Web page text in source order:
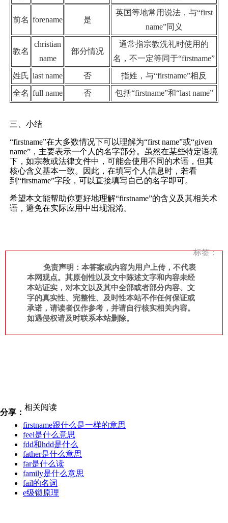
前名 forename 是
英国等地常用说法，与“first
name”同义
教名
christian
name
部分情况
通常指宗教洗礼时使用的
名，不一定等同于“firstname”
姓氏 last name 否
指姓，与“firstname”相反
全名 full name 否 包括“firstname”和“last name”
三、小结
“firstname”在大多数情况下可以理解为“first name”或“given
name”，主要表示一个人的名字部分。虽然在某些特定语境
下，如宗教或法律文件中，可能会使用不同的术语，但其
核心含义基本一致。因此，在填写个人信息时，若看
到“firstname”字段，可以直接填写自己的名字即可。
希望本文能帮助你更好地理解“firstname”的含义及其相关术
语，避免在实际应用中出现混淆。
标签：
免责声明：本答案或内容为用户上传，不代表
本网观点。其原创性以及文中陈述文字和内容未经
本站证实，对本文以及其中全部或者部分内容、文
字的真实性、完整性、及时性本站不作任何保证或
承诺，请读者仅作参考，并请自行核实相关内容。
如遇侵权请及时联系本站删除。
分享：
相关阅读
firstname跟什么是一样的意思
feel是什么意思
fdd和hdd是什么
father是什么意思
far是什么读
family是什么意思
fail的名词
e级锁原理